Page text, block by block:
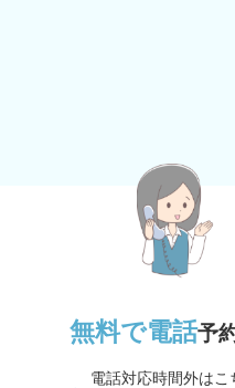
無料で電話予
電話対応時間外はこ